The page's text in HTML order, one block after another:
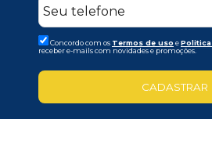
Concordo com os Termos de uso ePolitica
receber e-mails com novidades e promoções.
CADASTRAR